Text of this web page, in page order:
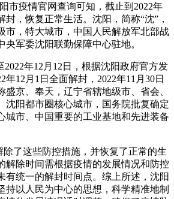
市疫情官网查询可知，截止到2022年
封，恢复正常生活。沈阳，简称“沈”，
市，特大城市，中国人民解放军北部战
央军委沈阳联勤保障中心驻地。
2022年12月12日，根据沈阳政府官方发
年12月1日全面解封，2022年11月30日
盛京、奉天，辽宁省辖地级市、省会、
沈阳都市圈核心城市，国务院批复确定
城市、中国重要的工业基地和先进装备
除了这些防控措施，并恢复了正常的生
解除时间需根据疫情的发展情况和防控
有统一的解封时间点。综上所述，沈阳
持以人民为中心的思想，科学精准地制